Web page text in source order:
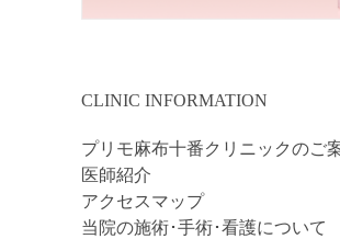
CLINIC INFORMATION
プリモ麻布十番クリニックのご
医師紹介
アクセスマップ
当院の施術･手術･看護について